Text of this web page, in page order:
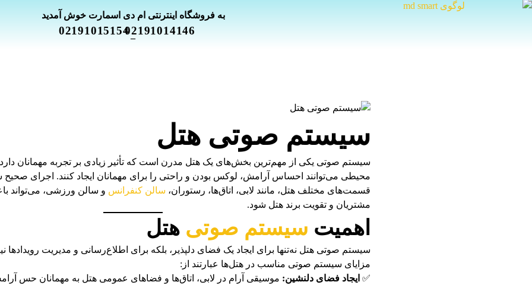
به فروشگاه اینترنتی ام دی اسمارت خوش آمدید
02191014146
_
02191015154
سیستم صوتی هتل
سیستم صوتی یکی از مهم‌ترین بخش‌های یک هتل مدرن است که تأثیر زیادی بر تجربه مهمانان
محیطی می‌توانند احساس آرامش، لوکس بودن و راحتی را برای مهمانان ایجاد کنند. اجرای
قسمت‌های مختلف هتل، مانند لابی، اتاق‌ها، رستوران، سالن کنفرانس و سالن ورزشی، می‌تواند
مشتریان و تقویت برند هتل شود.
اهمیت سیستم صوتی هتل
سیستم صوتی هتل نه‌تنها برای ایجاد یک فضای دلپذیر، بلکه برای اطلاع‌رسانی و مدیریت رویدادها
مزایای سیستم صوتی مناسب در هتل‌ها عبارتند از:
✅ ایجاد فضای دلنشین: موسیقی آرام در لابی، اتاق‌ها و فضاهای عمومی هتل به مهمانان حس